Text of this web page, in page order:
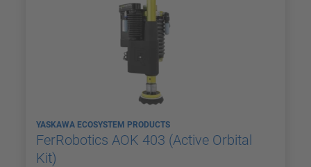
YASKAWA ECOSYSTEM PRODUCTS
FerRobotics AOK 403 (Active Orbital
Kit)